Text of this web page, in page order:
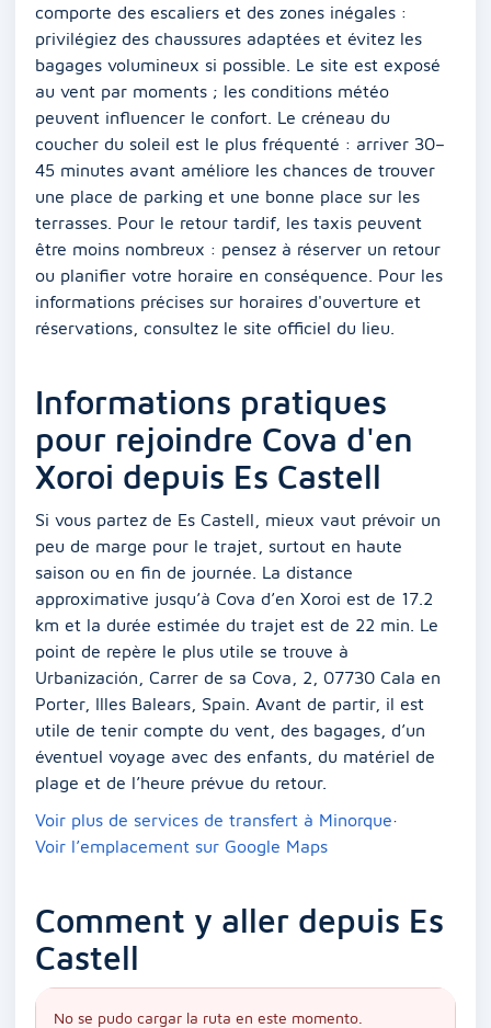
comporte des escaliers et des zones inégales :
privilégiez des chaussures adaptées et évitez les
bagages volumineux si possible. Le site est exposé
au vent par moments ; les conditions météo
peuvent influencer le confort. Le créneau du
coucher du soleil est le plus fréquenté : arriver 30–
45 minutes avant améliore les chances de trouver
une place de parking et une bonne place sur les
terrasses. Pour le retour tardif, les taxis peuvent
être moins nombreux : pensez à réserver un retour
ou planifier votre horaire en conséquence. Pour les
informations précises sur horaires d'ouverture et
réservations, consultez le site officiel du lieu.
Informations pratiques
pour rejoindre Cova d'en
Xoroi depuis Es Castell
Si vous partez de Es Castell, mieux vaut prévoir un
peu de marge pour le trajet, surtout en haute
saison ou en fin de journée. La distance
approximative jusqu’à Cova d’en Xoroi est de 17.2
km et la durée estimée du trajet est de 22 min. Le
point de repère le plus utile se trouve à
Urbanización, Carrer de sa Cova, 2, 07730 Cala en
Porter, Illes Balears, Spain. Avant de partir, il est
utile de tenir compte du vent, des bagages, d’un
éventuel voyage avec des enfants, du matériel de
plage et de l’heure prévue du retour.
Voir plus de services de transfert à Minorque·
Voir l’emplacement sur Google Maps
Comment y aller depuis Es
Castell
No se pudo cargar la ruta en este momento.